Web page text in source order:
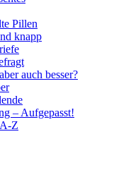
Pillen
knapp
auch besser?
– Aufgepasst!
Z